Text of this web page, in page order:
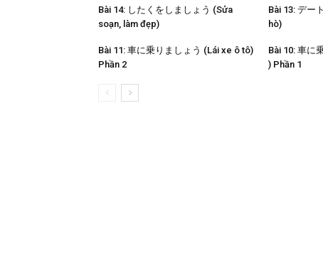
Bài 14: したくをしましょう (Sửa
soạn, làm đẹp)
Bài 13: デー
hò)
Bài 11: 車に乗りましょう (Lái xe ô tô)
Phần 2
Bài 10: 車に
) Phần 1